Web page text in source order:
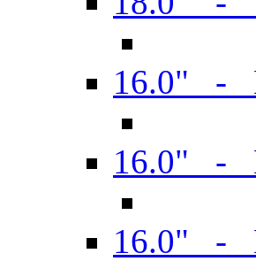
16.0" -
16.0" -
16.0" -